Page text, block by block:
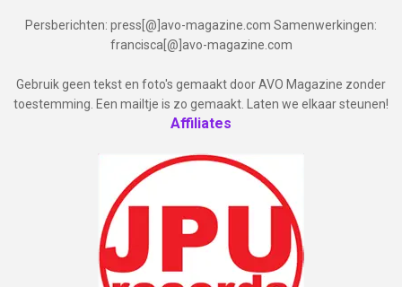
Persberichten: press[@]avo-magazine.com Samenwerkingen:
francisca[@]avo-magazine.com
Gebruik geen tekst en foto's gemaakt door AVO Magazine zonder
toestemming. Een mailtje is zo gemaakt. Laten we elkaar steunen!
Affiliates